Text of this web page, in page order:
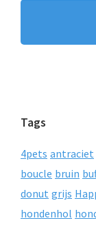
Tags
4pets antraciet
boucle bruin
donut grijs
hondenhol